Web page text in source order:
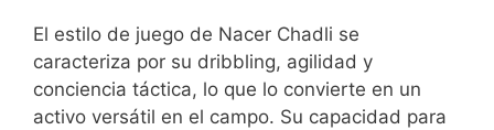
El estilo de juego de Nacer Chadli se
caracteriza por su dribbling, agilidad y
conciencia táctica, lo que lo convierte en un
activo versátil en el campo. Su capacidad para